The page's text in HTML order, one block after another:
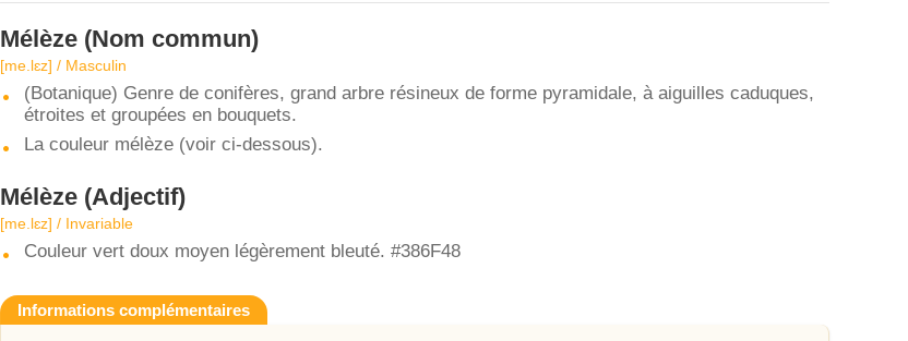
Mélèze (Nom commun)
[me.lɛz] / Masculin
(Botanique) Genre de conifères, grand arbre résineux de forme pyramidale, à aiguilles caduques,
étroites et groupées en bouquets.
La couleur mélèze (voir ci-dessous).
Mélèze (Adjectif)
[me.lɛz] / Invariable
Couleur vert doux moyen légèrement bleuté. #386F48
Informations complémentaires